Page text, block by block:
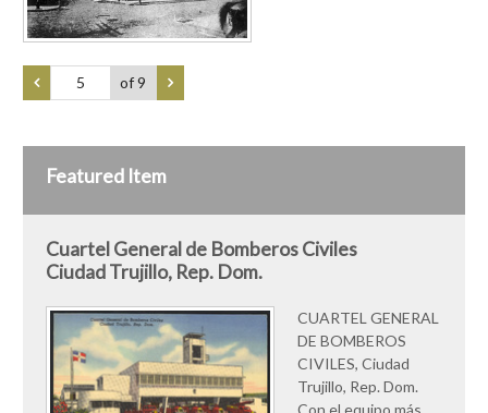
of 9
Featured Item
Cuartel General de Bomberos Civiles
Ciudad Trujillo, Rep. Dom.
CUARTEL GENERAL
DE BOMBEROS
CIVILES, Ciudad
Trujillo, Rep. Dom.
Con el equipo más